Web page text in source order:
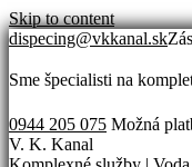
Skip to content
dispecing@vkkanal.sk
Sme špecialisti na
0944 205 075 Možná
V. K. Kanal